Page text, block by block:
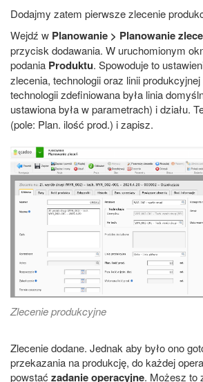
Dodajmy zatem pierwsze zlecenie
Wejdź w Planowanie > Planowanie
przycisk dodawania. W uruchomionym
podania Produktu. Spowoduje to
zlecenia, technologii oraz linii
technologii zdefiniowana była linia
ustawiona była w parametrach) i działu.
(pole: Plan. ilość prod.) i zapisz.
Zlecenie produkcyjne
Zlecenie dodane. Jednak aby było ono
przekazania na produkcję, do każdej
powstać zadanie operacyjne. Możesz to